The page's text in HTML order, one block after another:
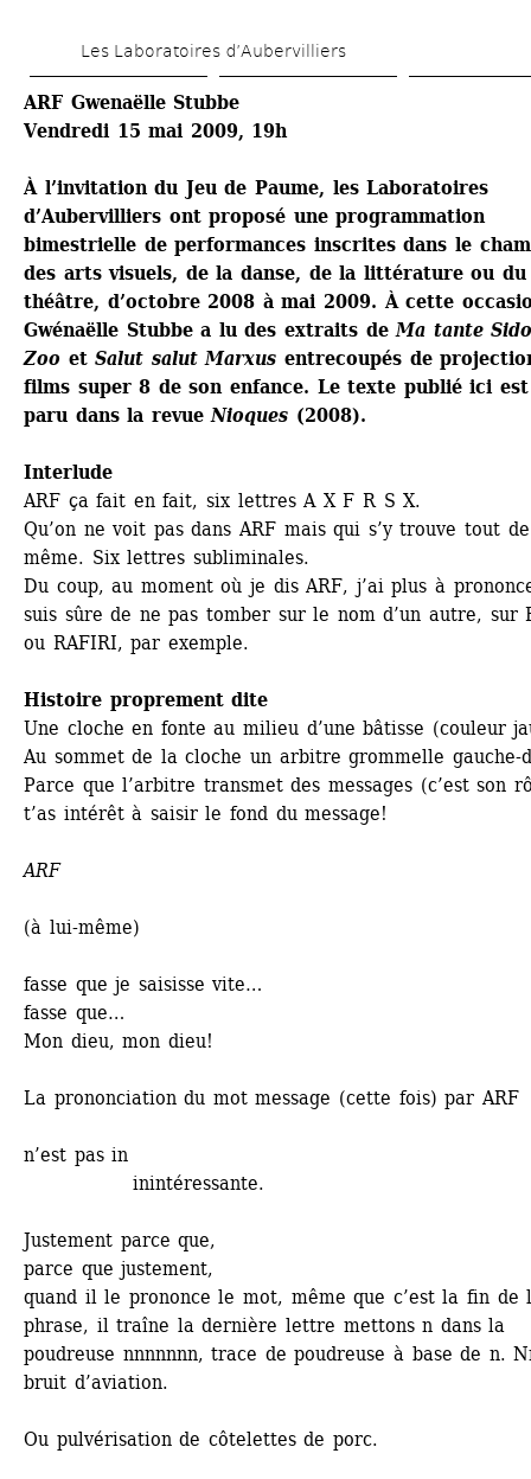
au
contenu
principal
Les Laboratoires d’Aubervilliers
ARF Gwenaëlle Stubbe
Vendredi 15 mai 2009, 19h
À l’invitation du Jeu de Paume, les Laboratoires
d’Aubervilliers ont proposé une programmation
bimestrielle de performances inscrites dans le
des arts visuels, de la danse, de la littérature ou du
théâtre, d’octobre 2008 à mai 2009. À cette
Gwénaëlle Stubbe a lu des extraits de Ma tante
Zoo etSalut salut Marxus entrecoupés de
films super 8 de son enfance. Le texte publié ici
paru dans la revueNioques (2008).
Interlude
ARF ça fait en fait, six lettres A X F R S X.
Qu’on ne voit pas dans ARF mais qui s’y trouve tout de
même. Six lettres subliminales.
Du coup, au moment où je dis ARF, j’ai plus à
suis sûre de ne pas tomber sur le nom d’un autre, sur
ou RAFIRI, par exemple.
Histoire proprement dite
Une cloche en fonte au milieu d’une bâtisse (couleur
Au sommet de la cloche un arbitre grommelle gauche-
Parce que l’arbitre transmet des messages (c’est son
t’as intérêt à saisir le fond du message!
ARF
(à lui-même)
fasse que je saisisse vite…
fasse que…
Mon dieu, mon dieu!
La prononciation du mot message (cette fois) par ARF
n’est pas in
inintéressante.
Justement parce que,
parce que justement,
quand il le prononce le mot, même que c’est la fin de
phrase, il traîne la dernière lettre mettons n dans la
poudreuse nnnnnnn, trace de poudreuse à base de n.
bruit d’aviation.
Ou pulvérisation de côtelettes de porc.